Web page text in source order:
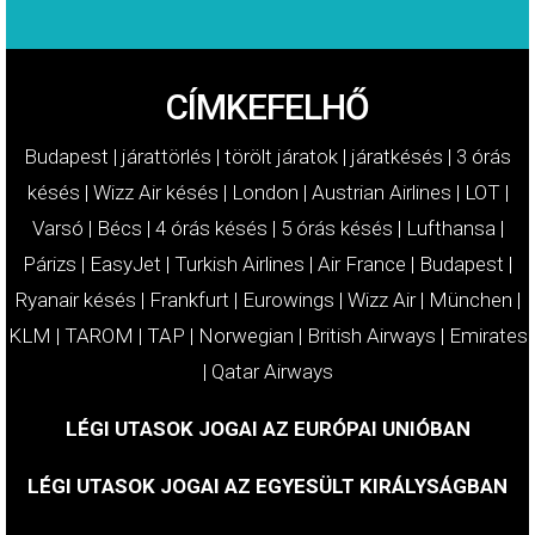
CÍMKEFELHŐ
Budapest | járattörlés | törölt járatok | járatkésés | 3 órás
késés | Wizz Air késés | London | Austrian Airlines | LOT|
Varsó | Bécs | 4 órás késés | 5 órás késés | Lufthansa |
Párizs | EasyJet | Turkish Airlines | Air France | Budapest |
Ryanair késés | Frankfurt | Eurowings | Wizz Air| München |
KLM | TAROM | TAP | Norwegian | British Airways | Emirates
| Qatar Airways
LÉGI UTASOK JOGAI AZ EURÓPAI UNIÓBAN
LÉGI UTASOK JOGAI AZ EGYESÜLT KIRÁLYSÁGBAN